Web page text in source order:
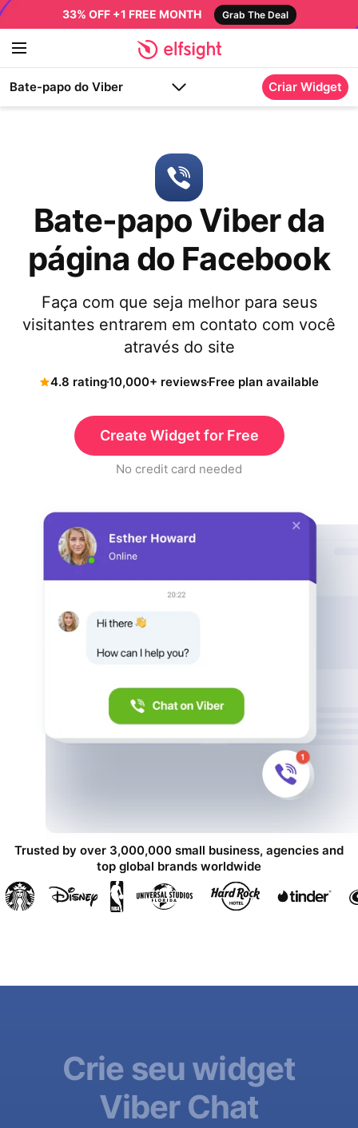
33% OFF +1 FREE MONTH Grab The Deal
Bate-papo do Viber Criar Widget
Bate-papo Viber da
página do Facebook
Faça com que seja melhor para seus
visitantes entrarem em contato com você
através do site
4.8 rating10,000+ reviewsFree plan available
Create Widget for Free
No credit card needed
Trusted by over 3,000,000 small business, agencies and
top global brands worldwide
Crie seu widget
Viber Chat